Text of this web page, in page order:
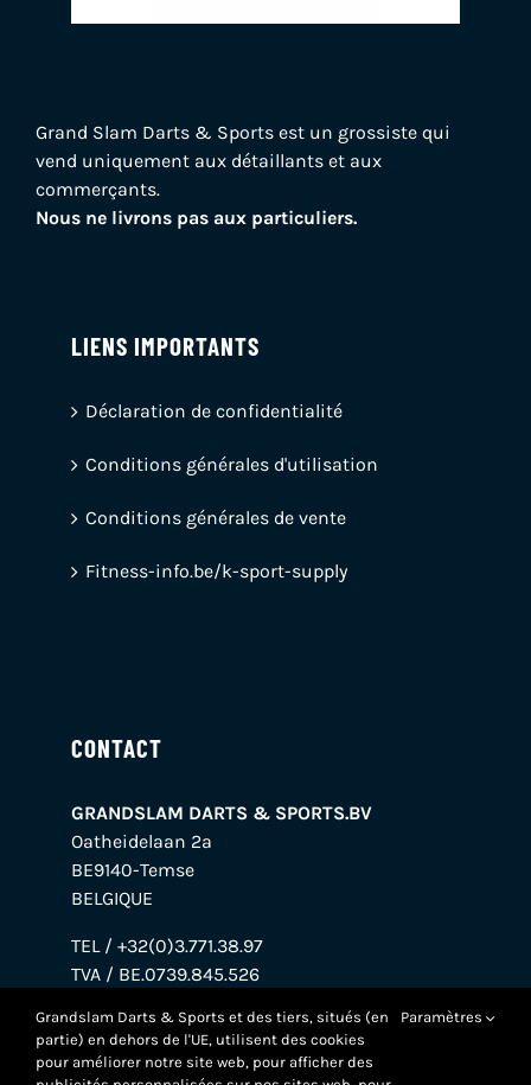
Grand Slam Darts & Sports est un grossiste qui
vend uniquement aux détaillants et aux
commerçants.
Nous ne livrons pas aux particuliers.
LIENS IMPORTANTS
Déclaration de confidentialité
Conditions générales d'utilisation
Conditions générales de vente
Fitness-info.be/k-sport-supply
CONTACT
GRANDSLAM DARTS & SPORTS.BV
Oatheidelaan 2a
BE9140-Temse
BELGIQUE
TEL / +32(0)3.771.38.97
TVA / BE.0739.845.526
Grandslam Darts & Sports et des tiers, situés (en
partie) en dehors de l'UE, utilisent des cookies
pour améliorer notre site web, pour afficher des
Paramètres